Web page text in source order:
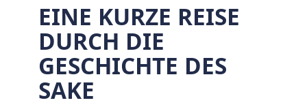
EINE KURZE REISE
DURCH DIE
GESCHICHTE DES
SAKE